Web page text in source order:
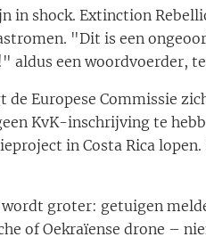
in shock. Extinction
"Dit is een
aldus een woordvoerder,
de Europese Commissie
KvK-inschrijving te
in Costa Rica
groter: getuigen
of Oekraïense drone –